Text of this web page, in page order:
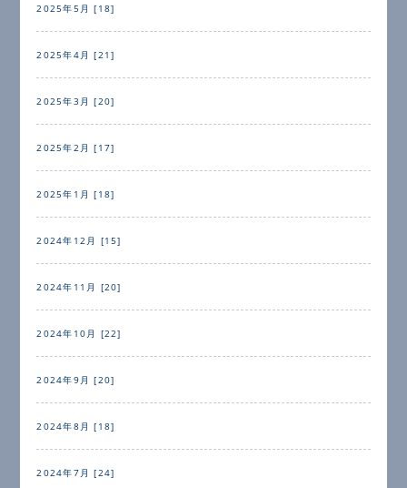
2025年5月 [18]
2025年4月 [21]
2025年3月 [20]
2025年2月 [17]
2025年1月 [18]
2024年12月 [15]
2024年11月 [20]
2024年10月 [22]
2024年9月 [20]
2024年8月 [18]
2024年7月 [24]